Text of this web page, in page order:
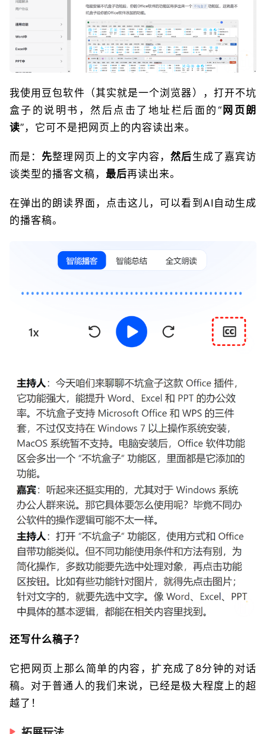
我使用豆包软件（其实就是一个浏览器），打开不坑
盒子的说明书，然后点击了地址栏后面的“ 网页朗
读”，它可不是把网页上的内容读出来。
而是： 先整理网页上的文字内容，然后生成了嘉宾访
谈类型的播客文稿， 最后再读出来。
在弹出的朗读界面，点击这儿，可以看到AI自动生成
的播客稿。
还写什么稿子？
它把网页上那么简单的内容，扩充成了8分钟的对话
稿。对于普通人的我们来说，已经是极大程度上的超
越了！